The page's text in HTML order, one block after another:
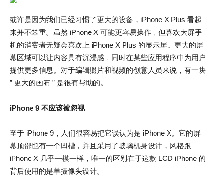
或许是因为我们已经习惯了更大的设备，iPhone X Plus 看起
来并不笨重。虽然 iPhone X 可能更容易操作，但喜欢大屏手
机的消费者无疑会喜欢上 iPhone X Plus 的显示屏。更大的屏
幕区域可以让内容具有沉浸感，同时在某些应用程序中为用户
提供更多信息。对于编辑照片和视频的创意人员来说，有一块
” 更大的画布 ” 是很有帮助的。
iPhone 9 不应该被忽视
至于 iPhone 9，人们很容易把它误认为是 iPhone X。它的屏
幕顶部也有一个凹槽，并且采用了玻璃机身设计，风格跟
iPhone X 几乎一模一样，唯一的区别在于这款 LCD iPhone 的
背后使用的是单摄像头设计。